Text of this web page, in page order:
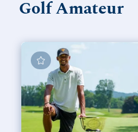
Golf Amateur